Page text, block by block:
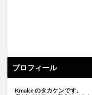
プロフィール
Kmake のタカケンです。